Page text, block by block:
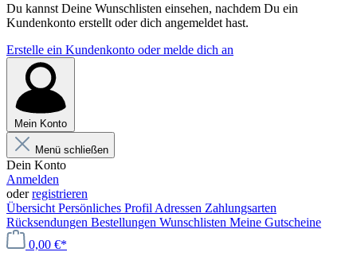
Du kannst Deine Wunschlisten einsehen, nachdem Du ein
Kundenkonto erstellt oder dich angemeldet hast.
Erstelle ein Kundenkonto oder melde dich an
Mein Konto
Menü schließen
Dein Konto
Anmelden
oderregistrieren
Übersicht Persönliches Profil Adressen Zahlungsarten
Rücksendungen Bestellungen Wunschlisten Meine Gutscheine
0,00 €*